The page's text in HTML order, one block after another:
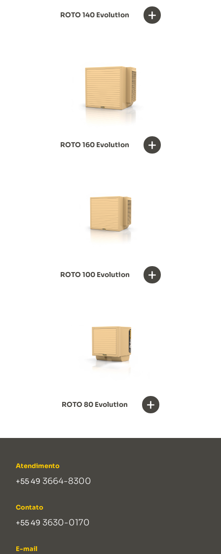
ROTO 140 Evolution +
ROTO 160 Evolution +
ROTO 100 Evolution +
ROTO 80 Evolution +
Atendimento
+55 49 3664-8300
Contato
+55 49 3630-0170
E-mail